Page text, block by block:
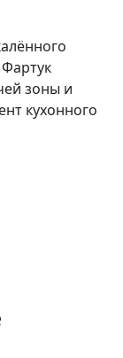
зоны и
кухонного